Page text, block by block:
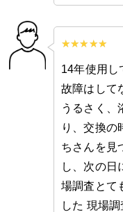
14年使用し
故障はして
うるさく、
り、交換の
ちさんを見
し、次の日
場調査とて
した 現場